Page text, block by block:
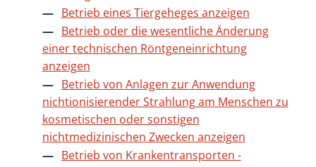
Betrieb eines Tiergeheges anzeigen
Betrieb oder die wesentliche Änderung
einer technischen Röntgeneinrichtung
anzeigen
Betrieb von Anlagen zur Anwendung
nichtionisierender Strahlung am Menschen zu
kosmetischen oder sonstigen
nichtmedizinischen Zwecken anzeigen
Betrieb von Krankentransporten -